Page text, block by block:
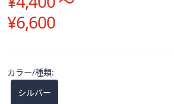
ワ
イ
て
閲
¥6,600
カラー/種類:
シルバー